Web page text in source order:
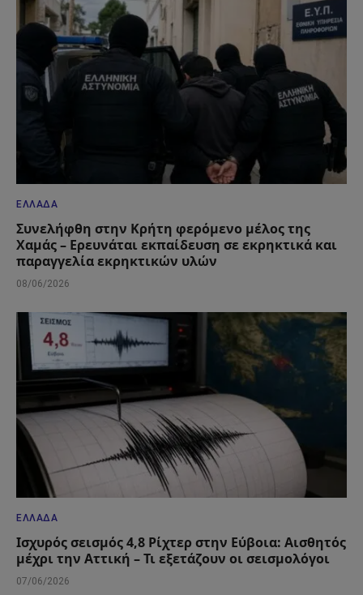
ΕΛΛΆΔΑ
Συνελήφθη στην Κρήτη φερόμενο μέλος της
Χαμάς – Ερευνάται εκπαίδευση σε εκρηκτικά και
παραγγελία εκρηκτικών υλών
08/06/2026
ΕΛΛΆΔΑ
Ισχυρός σεισμός 4,8 Ρίχτερ στην Εύβοια: Αισθητός
μέχρι την Αττική – Τι εξετάζουν οι σεισμολόγοι
07/06/2026